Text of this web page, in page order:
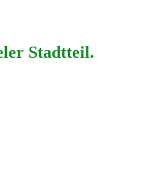
Stadtteil.